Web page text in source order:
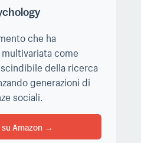
che ha
come
della ricerca
generazioni di
sociali.
Amazon